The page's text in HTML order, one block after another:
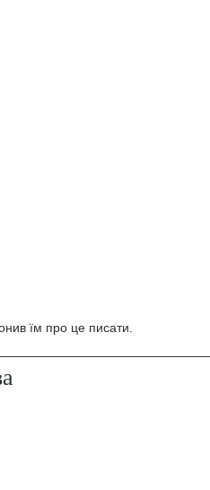
їм про це писати.